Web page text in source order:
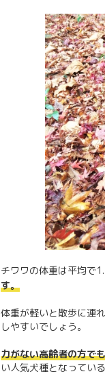
チワワの体重は平均で
す。
体重が軽いと散歩に連
しやすいでしょう。
力がない高齢者の方で
い人気犬種となってい